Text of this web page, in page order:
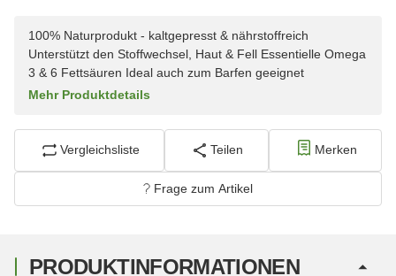
100% Naturprodukt - kaltgepresst & nährstoffreich
Unterstützt den Stoffwechsel, Haut & Fell Essentielle Omega
3 & 6 Fettsäuren Ideal auch zum Barfen geeignet
Mehr Produktdetails
Vergleichsliste Teilen Merken
Frage zum Artikel
PRODUKTINFORMATIONEN